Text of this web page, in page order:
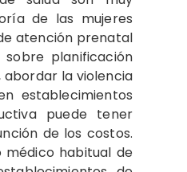
de las mujeres
atención prenatal
planificación
abordar la violencia
establecimientos
puede tener
de los costos.
médico habitual de